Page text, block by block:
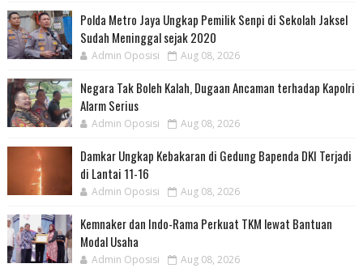
Polda Metro Jaya Ungkap Pemilik Senpi di Sekolah Jaksel
Sudah Meninggal sejak 2020
Admin Oposisi Aug 08, 2026
Negara Tak Boleh Kalah, Dugaan Ancaman terhadap Kapolri
Alarm Serius
Admin Oposisi Aug 08, 2026
Damkar Ungkap Kebakaran di Gedung Bapenda DKI Terjadi
di Lantai 11-16
Admin Oposisi Aug 08, 2026
Kemnaker dan Indo-Rama Perkuat TKM lewat Bantuan
Modal Usaha
Admin Oposisi Aug 08, 2026